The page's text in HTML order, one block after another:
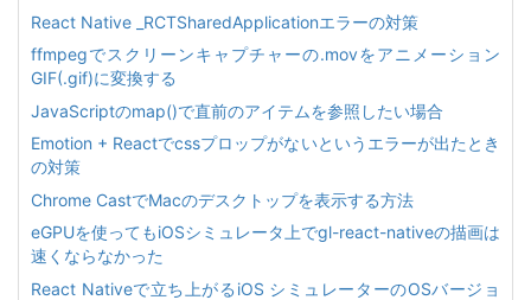
React Native _RCTSharedApplicationエラーの対策
ffmpegでスクリーンキャプチャーの.movをアニメーション
GIF(.gif)に変換する
JavaScriptのmap()で直前のアイテムを参照したい場合
Emotion + Reactでcssプロップがないというエラーが出たとき
の対策
Chrome CastでMacのデスクトップを表示する方法
eGPUを使ってもiOSシミュレータ上でgl-react-nativeの描画は
速くならなかった
React Nativeで立ち上がるiOS シミュレーターのOSバージョ